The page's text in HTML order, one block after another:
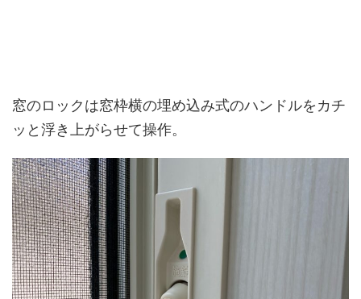
窓のロックは窓枠横の埋め込み式のハンドルをカチ
ッと浮き上がらせて操作。